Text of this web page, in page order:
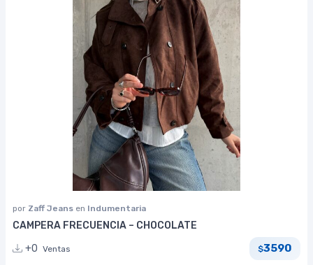
por Zaff Jeans en Indumentaria
CAMPERA FRECUENCIA – CHOCOLATE
+0 Ventas $3590